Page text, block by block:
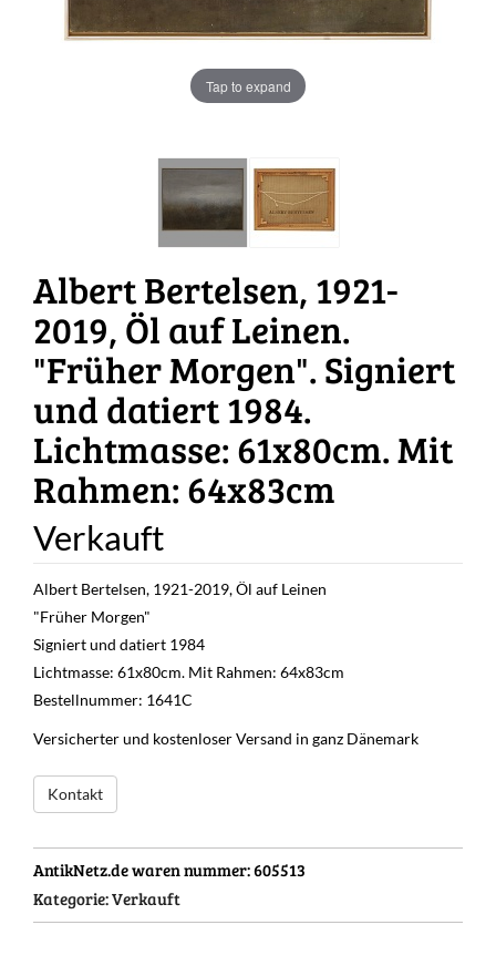
Tap to expand
Albert Bertelsen, 1921-
2019, Öl auf Leinen.
"Früher Morgen". Signiert
und datiert 1984.
Lichtmasse: 61x80cm. Mit
Rahmen: 64x83cm
Verkauft
Albert Bertelsen, 1921-2019, Öl auf Leinen
"Früher Morgen"
Signiert und datiert 1984
Lichtmasse: 61x80cm. Mit Rahmen: 64x83cm
Bestellnummer: 1641C
Versicherter und kostenloser Versand in ganz Dänemark
Kontakt
AntikNetz.de waren nummer:605513
Kategorie:Verkauft